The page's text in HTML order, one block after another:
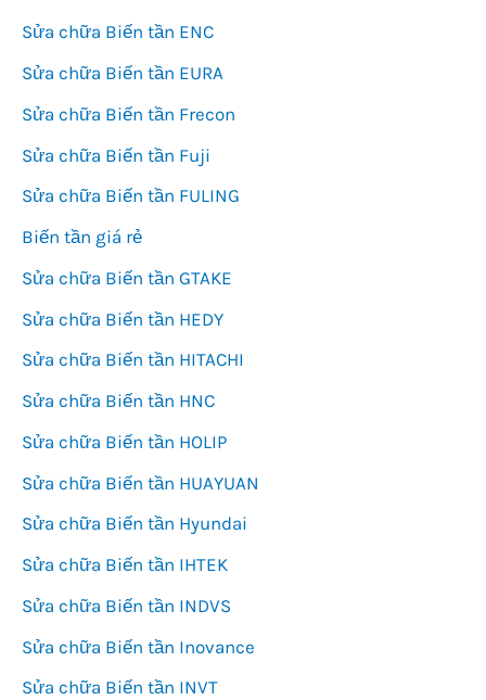
Sửa chữa Biến tần ENC
Sửa chữa Biến tần EURA
Sửa chữa Biến tần Frecon
Sửa chữa Biến tần Fuji
Sửa chữa Biến tần FULING
Biến tần giá rẻ
Sửa chữa Biến tần GTAKE
Sửa chữa Biến tần HEDY
Sửa chữa Biến tần HITACHI
Sửa chữa Biến tần HNC
Sửa chữa Biến tần HOLIP
Sửa chữa Biến tần HUAYUAN
Sửa chữa Biến tần Hyundai
Sửa chữa Biến tần IHTEK
Sửa chữa Biến tần INDVS
Sửa chữa Biến tần Inovance
Sửa chữa Biến tần INVT